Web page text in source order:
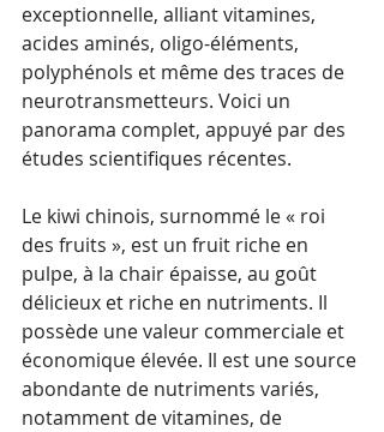
exceptionnelle, alliant vitamines,
acides aminés, oligo-éléments,
polyphénols et même des traces de
neurotransmetteurs. Voici un
panorama complet, appuyé par des
études scientifiques récentes.
Le kiwi chinois, surnommé le « roi
des fruits », est un fruit riche en
pulpe, à la chair épaisse, au goût
délicieux et riche en nutriments. Il
possède une valeur commerciale et
économique élevée. Il est une source
abondante de nutriments variés,
notamment de vitamines, de